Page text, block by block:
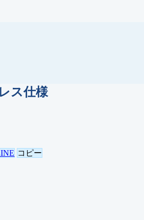
ス仕様
コピー